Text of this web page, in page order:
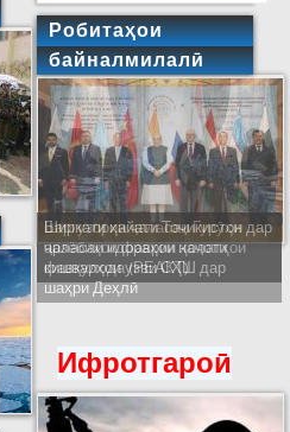
Робитаҳои
байналмилалӣ
Ширкати ҳайати Тоҷикистон дар
ҷаласаи идораҳои наҷоти
кишварҳои узви СҲШ дар
шаҳри Деҳлӣ
Ифротгароӣ